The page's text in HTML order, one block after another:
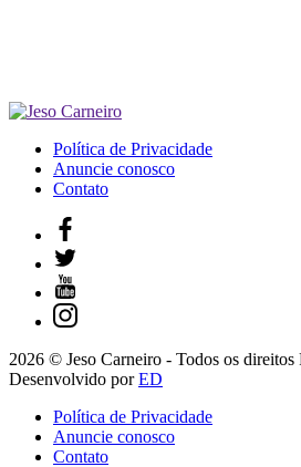
Política de Privacidade
Anuncie conosco
Contato
2026 © Jeso Carneiro - Todos os direitos
Desenvolvido porED
Política de Privacidade
Anuncie conosco
Contato